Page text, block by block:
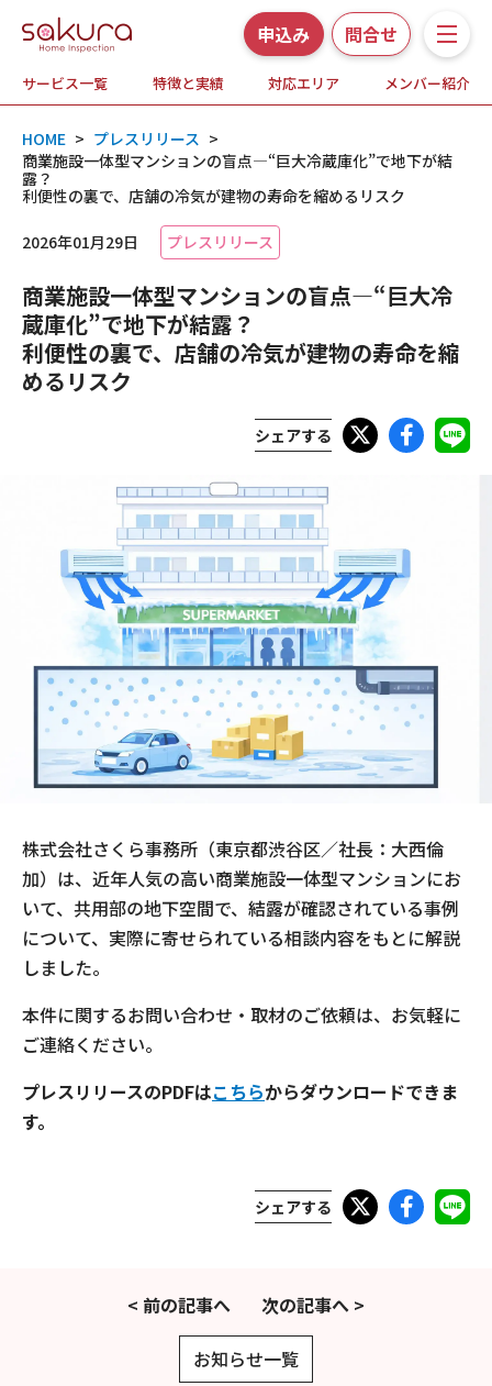
申込み 問合せ
サービス一覧 特徴と実績 対応エリア メンバー紹介
サービス一覧
さくら事務所の特徴と実績
ホームインスペクションとは
対応エリア
メンバー紹介
現場事例・お役立ちコラム
さくら事務所について
採用情報
HOME > プレスリリース >
商業施設一体型マンションの盲点―“巨大冷蔵庫化”で地下が結
露？
利便性の裏で、店舗の冷気が建物の寿命を縮めるリスク
2026年01月29日 プレスリリース
商業施設一体型マンションの盲点―“巨大冷
蔵庫化”で地下が結露？
利便性の裏で、店舗の冷気が建物の寿命を縮
めるリスク
シェアする
株式会社さくら事務所（東京都渋谷区／社⻑：大⻄倫
加）は、近年人気の高い商業施設一体型マンションにお
いて、共用部の地下空間で、結露が確認されている事例
について、実際に寄せられている相談内容をもとに解説
しました。
本件に関するお問い合わせ・取材のご依頼は、お気軽に
ご連絡ください。
プレスリリースのPDFはこちらからダウンロードできま
す。
シェアする
< 前の記事へ 次の記事へ >
お知らせ一覧